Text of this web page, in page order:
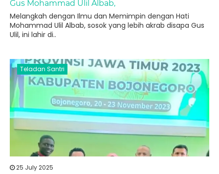
Gus Mohammad Ulil Albab,
Melangkah dengan Ilmu dan Memimpin dengan Hati
Mohammad Ulil Albab, sosok yang lebih akrab disapa Gus
Ulil, ini lahir di..
Teladan Santri
25 July 2025